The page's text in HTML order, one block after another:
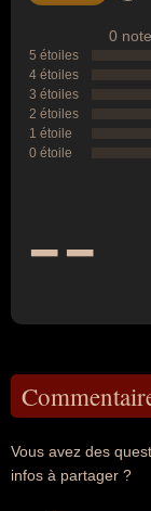
0 note
5 étoiles
4 étoiles
3 étoiles
2 étoiles
1 étoile
0 étoile
--
Vous avez des
infos à partager ?